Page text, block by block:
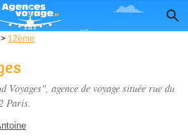
> 12ème
Voyages", agence de voyage située rue du
Paris.